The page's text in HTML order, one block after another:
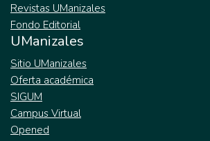
Revistas UManizales
Fondo Editorial
UManizales
Sitio UManizales
Oferta académica
SIGUM
Campus Virtual
Opened